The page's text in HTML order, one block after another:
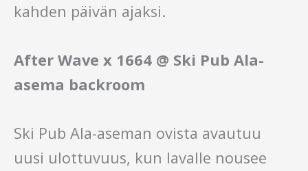
kahden päivän ajaksi.
After Wave x 1664 @ Ski Pub Ala-
asema backroom
Ski Pub Ala-aseman ovista avautuu
uusi ulottuvuus, kun lavalle nousee